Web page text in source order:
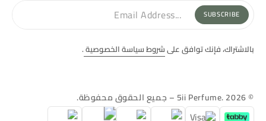
SUBSCRIBE
بالاشتراك، فإنك توافق علىشروط سياسة الخصوصية.
© 5ii Perfume. 2026 – جميع الحقوق محفوظة.